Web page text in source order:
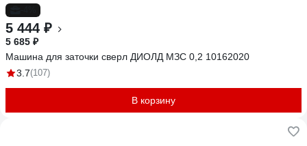
5 444 ₽
5 685 ₽
Машина для заточки сверл ДИОЛД МЗС 0,2 10162020
3.7(107)
В корзину